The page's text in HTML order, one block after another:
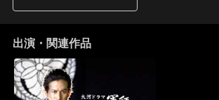
出演・関連作品